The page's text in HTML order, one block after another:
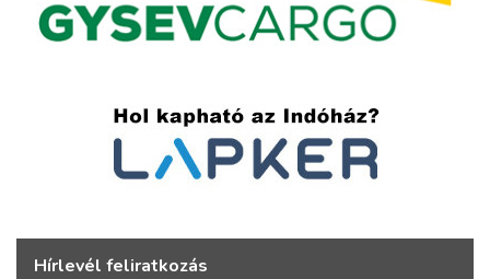
Hírlevél feliratkozás